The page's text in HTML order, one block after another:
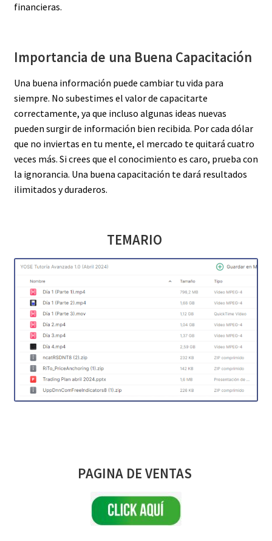
financieras.
Importancia de una Buena Capacitación
Una buena información puede cambiar tu vida para
siempre. No subestimes el valor de capacitarte
correctamente, ya que incluso algunas ideas nuevas
pueden surgir de información bien recibida. Por cada dólar
que no inviertas en tu mente, el mercado te quitará cuatro
veces más. Si crees que el conocimiento es caro, prueba con
la ignorancia. Una buena capacitación te dará resultados
ilimitados y duraderos.
TEMARIO
PAGINA DE VENTAS